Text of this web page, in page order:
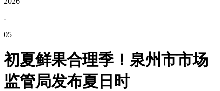
-
05
初夏鲜果合理季！泉州市市场
监管局发布夏日时